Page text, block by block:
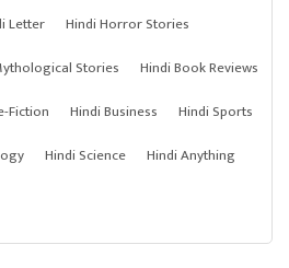
Letter
Hindi Horror Stories
Stories
Hindi Book Reviews
Fiction Hindi Business
Hindi Sports
Hindi Science
Hindi Anything